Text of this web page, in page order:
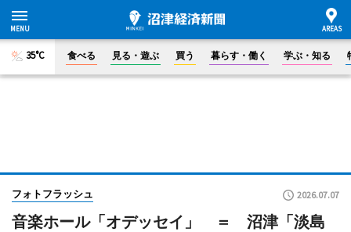
35°C 食べる 見る・遊ぶ 買う 暮らす・働く 学ぶ・知る
フォトフラッシュ 2026.07.07
音楽ホール「オデッセイ」 ＝ 沼津「淡島